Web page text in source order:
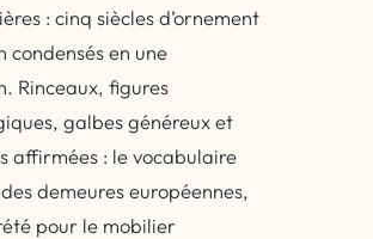
: cinq siècles d’ornement
condensés en une
Rinceaux, figures
galbes généreux et
affirmées : le vocabulaire
demeures européennes,
pour le mobilier